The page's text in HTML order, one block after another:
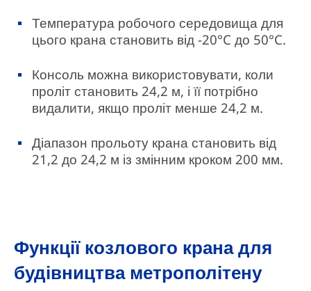
Температура робочого середовища для
цього крана становить від -20°C до 50°C.
Консоль можна використовувати, коли
проліт становить 24,2 м, і її потрібно
видалити, якщо проліт менше 24,2 м.
Діапазон прольоту крана становить від
21,2 до 24,2 м із змінним кроком 200 мм.
Функції козлового крана для
будівництва метрополітену